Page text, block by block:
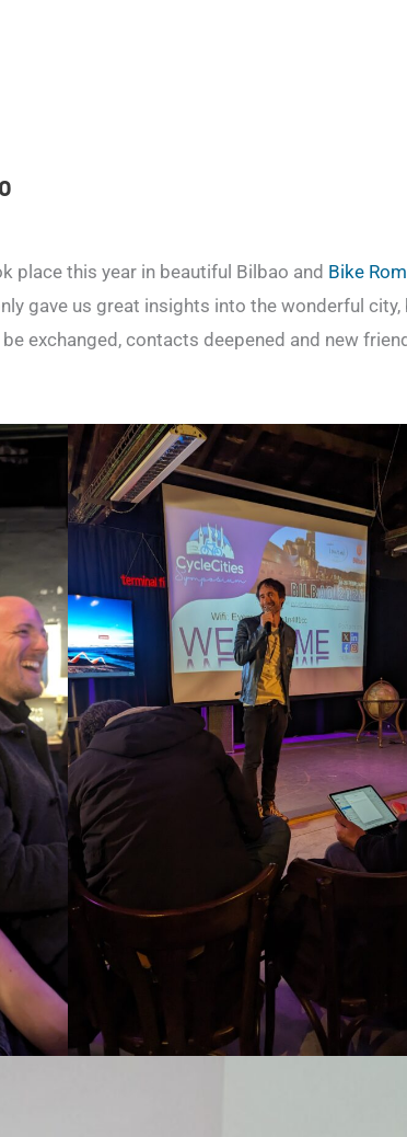
place this year in beautiful Bilbao and Bike
gave us great insights into the wonderful
exchanged, contacts deepened and new